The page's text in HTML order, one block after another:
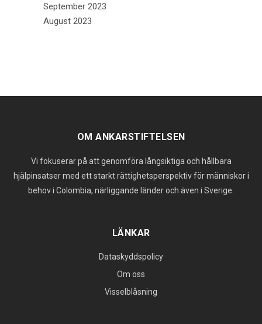
September 2023
August 2023
OM ANKARSTIFTELSEN
Vi fokuserar på att genomföra långsiktiga och hållbara
hjälpinsatser med ett starkt rättighetsperspektiv för människor i
behov i Colombia, närliggande länder och även i Sverige.
LÄNKAR
Dataskyddspolicy
Om oss
Visselblåsning